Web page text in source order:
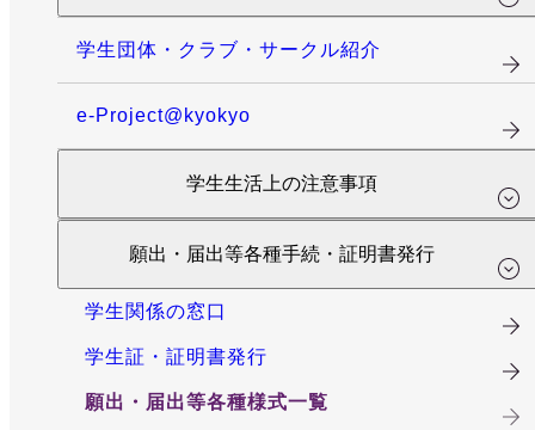
学生団体・クラブ・サークル紹介
e-Project@kyokyo
学生生活上の注意事項
願出・届出等各種手続・証明書発行
学生関係の窓口
学生証・証明書発行
願出・届出等各種様式一覧